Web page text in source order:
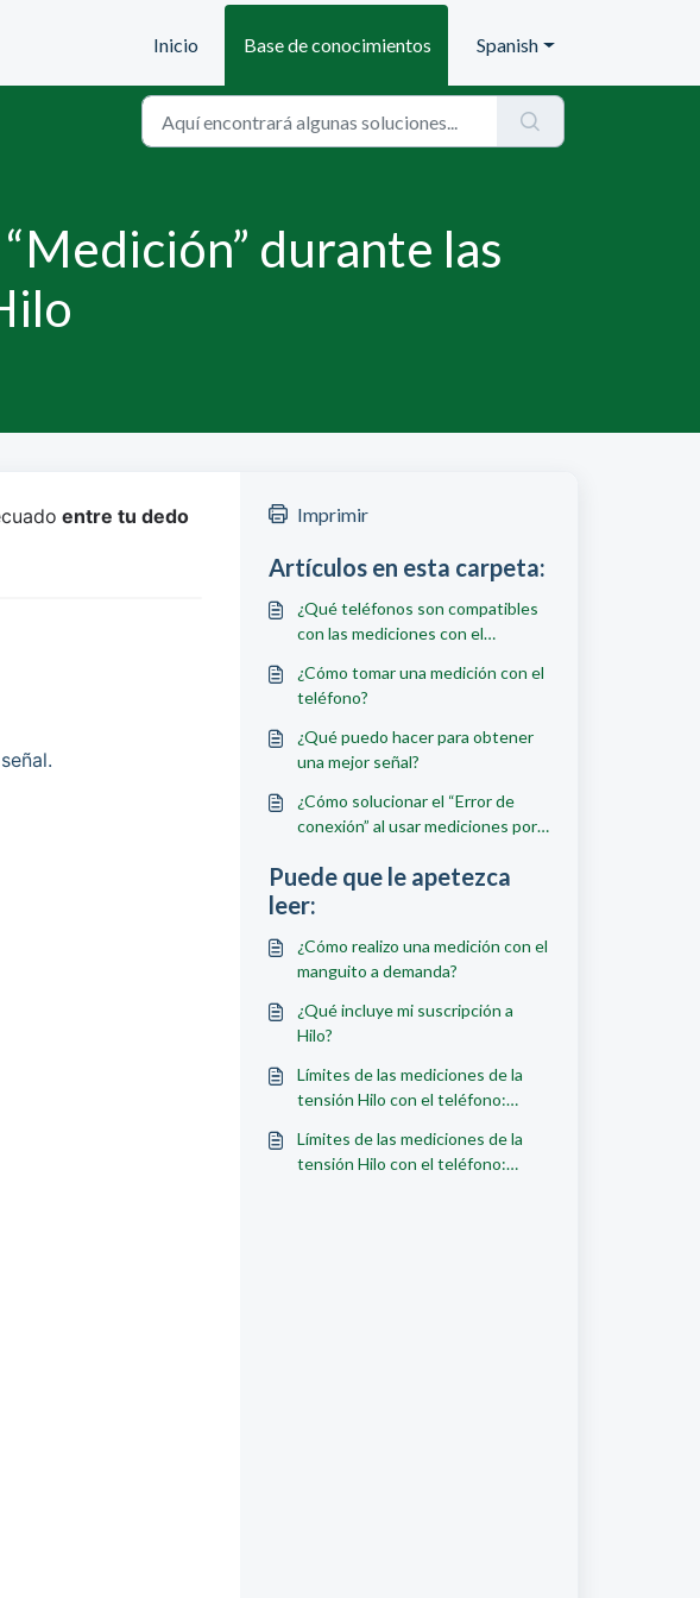
Inicio
Base de conocimientos Spanish
durante las
entre tu dedo
Imprimir
Artículos en esta carpeta:
¿Qué teléfonos son compatibles
con las mediciones con el
¿Cómo tomar una medición con el
teléfono?
¿Qué puedo hacer para obtener
una mejor señal?
¿Cómo solucionar el “Error de
conexión” al usar mediciones por
Puede que le apetezca
leer:
¿Cómo realizo una medición con el
manguito a demanda?
¿Qué incluye mi suscripción a
Hilo?
Límites de las mediciones de la
tensión Hilo con el teléfono:
Límites de las mediciones de la
tensión Hilo con el teléfono: